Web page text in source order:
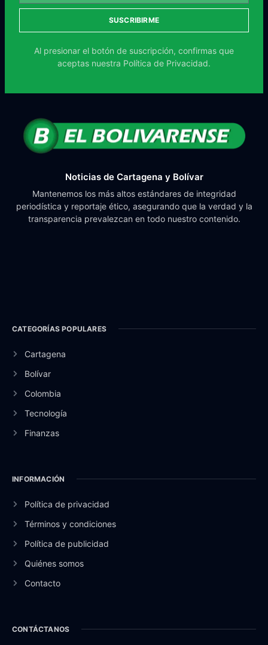
SUSCRIBIRME
Al presionar el botón de suscripción, confirmas que
aceptas nuestra Política de Privacidad.
Noticias de Cartagena y Bolívar
Mantenemos los más altos estándares de integridad
periodística y reportaje ético, asegurando que la verdad y la
transparencia prevalezcan en todo nuestro contenido.
CATEGORÍAS POPULARES
Cartagena
Bolívar
Colombia
Tecnología
Finanzas
INFORMACIÓN
Política de privacidad
Términos y condiciones
Política de publicidad
Quiénes somos
Contacto
CONTÁCTANOS